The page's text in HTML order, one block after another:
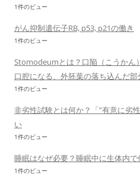
1件のビュー
がん抑制遺伝子RB, p53, p21の働き
1件のビュー
Stomodeumとは？口陥（こうかん
口腔になる、外胚葉の落ち込んだ部
1件のビュー
非劣性試験とは何か？「”有意に劣
い
1件のビュー
睡眠はなぜ必要？睡眠中に生体内
1件のビュー